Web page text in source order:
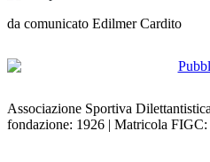
da comunicato Edilmer Cardito
Associazione Sportiva
fondazione: 1926 | Matricola FIGC: